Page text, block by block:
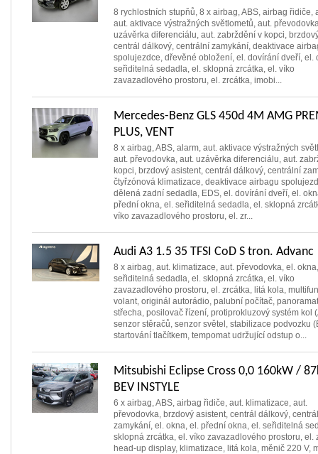
8 rychlostních stupňů, 8 x airbag, ABS, airbag řidiče,
aut. aktivace výstražných světlometů, aut.
uzávěrka diferenciálu, aut. zabrždění v kopci,
centrál dálkový, centrální zamykání, deaktivace
spolujezdce, dřevěné obložení, el. dovírání dveří, el.
seřiditelná sedadla, el. sklopná zrcátka, el. víko
zavazadlového prostoru, el. zrcátka, imobi...
Mercedes-Benz GLS 450d 4M AMG
PLUS, VENT
8 x airbag, ABS, alarm, aut. aktivace výstražných
aut. převodovka, aut. uzávěrka diferenciálu, aut.
kopci, brzdový asistent, centrál dálkový, centrální
čtyřzónová klimatizace, deaktivace airbagu
dělená zadní sedadla, EDS, el. dovírání dveří, el.
přední okna, el. seřiditelná sedadla, el. sklopná
víko zavazadlového prostoru, el. zr...
Audi A3 1.5 35 TFSI CoD S tron. Advanc
8 x airbag, aut. klimatizace, aut. převodovka, el.
seřiditelná sedadla, el. sklopná zrcátka, el. víko
zavazadlového prostoru, el. zrcátka, litá kola,
volant, originál autorádio, palubní počítač,
střecha, posilovač řízení, protiprokluzový systém kol
senzor stěračů, senzor světel, stabilizace podvozku
startování tlačítkem, tempomat udržující odstup o...
Mitsubishi Eclipse Cross 0,0 160kW /
BEV INSTYLE
6 x airbag, ABS, airbag řidiče, aut. klimatizace, aut.
převodovka, brzdový asistent, centrál dálkový,
zamykání, el. okna, el. přední okna, el. seřiditelná
sklopná zrcátka, el. víko zavazadlového prostoru, el.
head-up display, klimatizace, litá kola, měnič 220 V,